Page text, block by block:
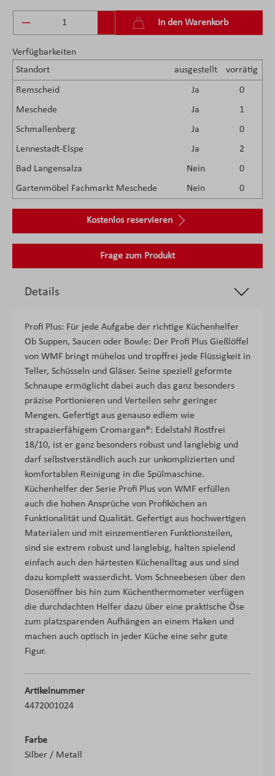
Produkt Anzahl: Gib den gewünschten Wert
In den Warenkorb
Verfügbarkeiten
Standort
ausgestellt vorrätig
Remscheid Ja
0
Meschede
Ja
1
Schmallenberg
Ja
0
Lennestadt-Elspe
Ja
2
Bad Langensalza
Nein
0
Gartenmöbel Fachmarkt Meschede
Nein 0
Kostenlos reservieren
Frage zum Produkt
Details
Profi Plus: Für jede Aufgabe der richtige Küchenhelfer
Ob Suppen, Saucen oder Bowle: Der Profi Plus Gießlöffel
von WMF bringt mühelos und tropffrei jede Flüssigkeit in
Teller, Schüsseln und Gläser. Seine speziell geformte
Schnaupe ermöglicht dabei auch das ganz besonders
präzise Portionieren und Verteilen sehr geringer
Mengen. Gefertigt aus genauso edlem wie
strapazierfähigem Cromargan®: Edelstahl Rostfrei
18/10, ist er ganz besonders robust und langlebig und
darf selbstverständlich auch zur unkomplizierten und
komfortablen Reinigung in die Spülmaschine.
Küchenhelfer der Serie Profi Plus von WMF erfüllen
auch die hohen Ansprüche von Profiköchen an
Funktionalität und Qualität. Gefertigt aus hochwertigen
Materialen und mit einzementieren Funktionsteilen,
sind sie extrem robust und langlebig, halten spielend
einfach auch den härtesten Küchenalltag aus und sind
dazu komplett wasserdicht. Vom Schneebesen über den
Dosenöffner bis hin zum Küchenthermometer verfügen
die durchdachten Helfer dazu über eine praktische Öse
zum platzsparenden Aufhängen an einem Haken und
machen auch optisch in jeder Küche eine sehr gute
Figur.
Artikelnummer
4472001024
Farbe
Silber / Metall